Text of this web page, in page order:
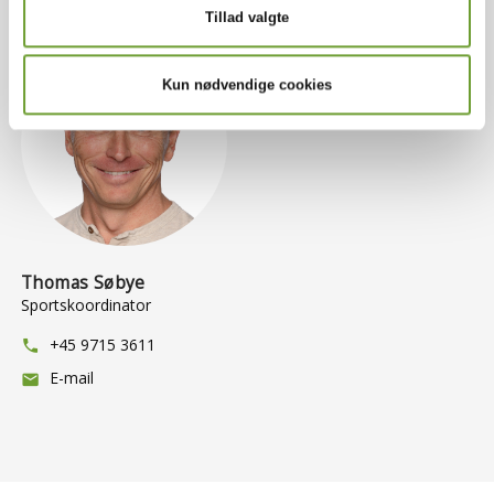
Tillad valgte
Kun nødvendige cookies
Thomas Søbye
Sportskoordinator
phone +45 9715 3611
mail E-mail